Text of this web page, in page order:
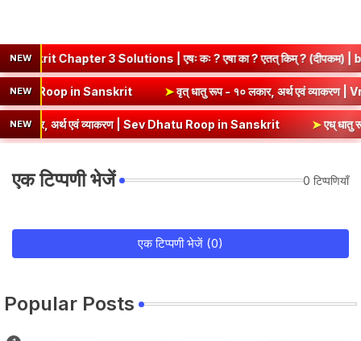
NEW 3 Solutions | एषः कः ? एषा का ? एतत् किम् ? (दीपकम) |
NEW | Kri Dhatu Roop in Sanskrit ➤वृत् धातु रूप - १० लकार, अर्थ
NEW
अर्थ एवं व्याकरण | Sev Dhatu Roop in Sanskrit ➤एध् धातु रूप - १०
एक टिप्पणी भेजें 0 टिप्पणियाँ
एक टिप्पणी भेजें (0)
Popular Posts